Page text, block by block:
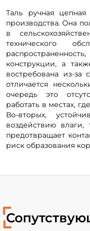
Таль ручная
производства. Она
в
технического
конструкции, а
востребована из-за
отличается
очередь это
работать в местах,
Во-вторых,
воздействию влаги,
предотвращает
риск образования